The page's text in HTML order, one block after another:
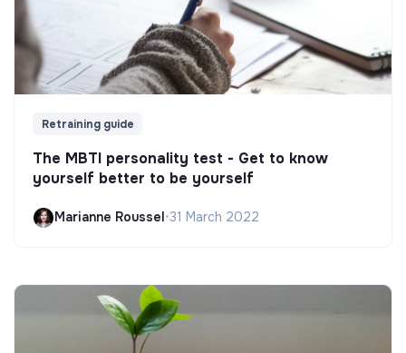
Retraining guide
The MBTI personality test - Get to know
yourself better to be yourself
Marianne Roussel •31 March 2022